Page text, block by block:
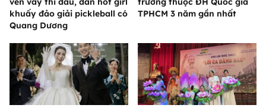
khuấy đảo giải pickleball có
Quang Dương
TPHCM 3 năm gần nhất